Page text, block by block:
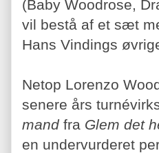
(Baby Woodrose,
vil bestå af et sæt
Hans Vindings
Netop Lorenzo
senere års
mandfra Glem det
en undervurderet